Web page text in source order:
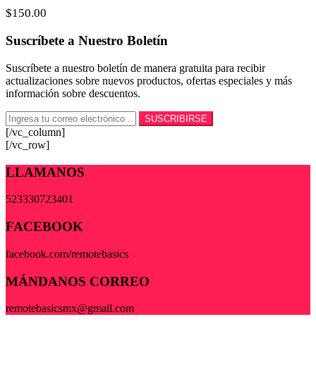
$150.00
Suscríbete a Nuestro Boletín
Suscríbete a nuestro boletín de manera gratuita para recibir
actualizaciones sobre nuevos productos, ofertas especiales y más
información sobre descuentos.
[/vc_column]
[/vc_row]
LLAMANOS
523330723401
FACEBOOK
facebook.com/remotebasics
MÁNDANOS CORREO
remotebasicsmx@gmail.com